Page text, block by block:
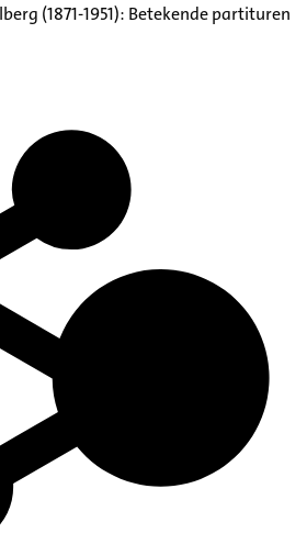
(1871-1951): Betekende partituren